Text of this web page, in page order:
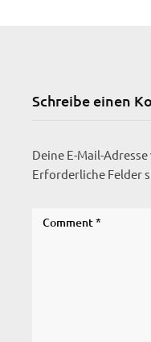
Schreibe einen
Deine E-Mail-
Erforderliche Felder